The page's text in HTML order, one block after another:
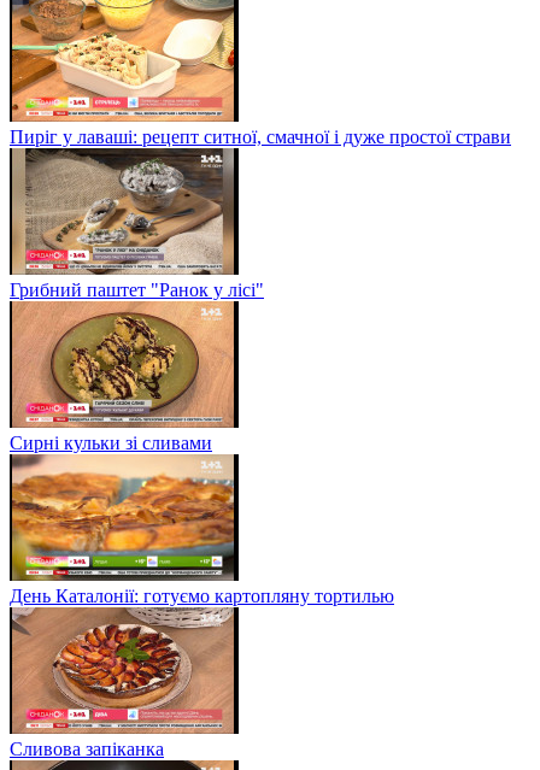
Пиріг у лаваші: рецепт ситної, смачної і дуже простої страви
Грибний паштет "Ранок у лісі"
Сирні кульки зі сливами
День Каталонії: готуємо картопляну тортилью
Сливова запіканка